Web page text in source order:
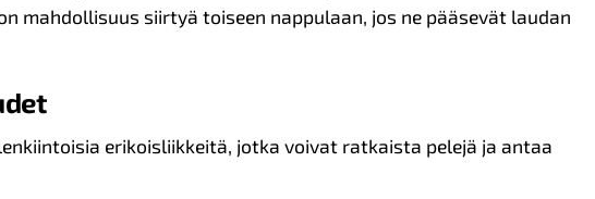
mahdollisuus siirtyä toiseen nappulaan, jos ne pääsevät laudan
erikoisliikkeitä, jotka voivat ratkaista pelejä ja antaa